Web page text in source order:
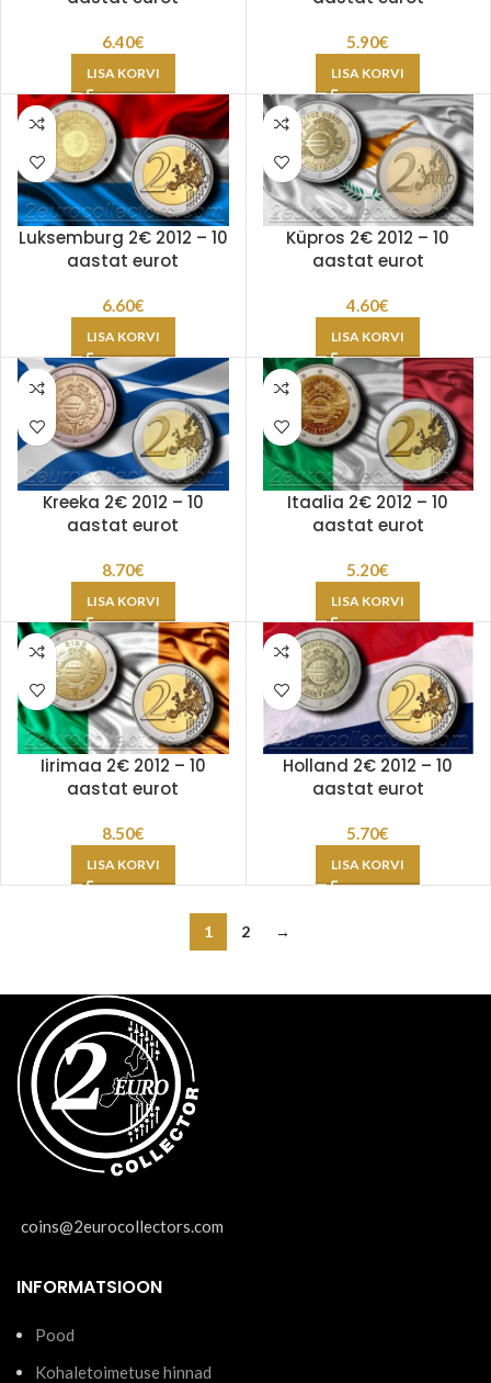
6.40€
LISA KORVI
5.90€
LISA KORVI
Luksemburg 2€ 2012 – 10
aastat eurot
6.60€
LISA KORVI
Küpros 2€ 2012 – 10
aastat eurot
4.60€
LISA KORVI
Kreeka 2€ 2012 – 10
aastat eurot
8.70€
LISA KORVI
Itaalia 2€ 2012 – 10
aastat eurot
5.20€
LISA KORVI
Iirimaa 2€ 2012 – 10
aastat eurot
8.50€
LISA KORVI
Holland 2€ 2012 – 10
aastat eurot
5.70€
LISA KORVI
1 2 →
coins@2eurocollectors.com
INFORMATSIOON
Pood
Kohaletoimetuse hinnad